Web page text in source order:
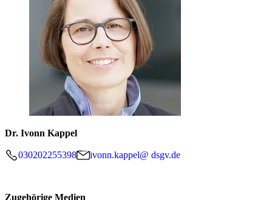
Dr. Ivonn Kappel
030202255398 ivonn.kappel@ dsgv.de
Zugehörige Medien